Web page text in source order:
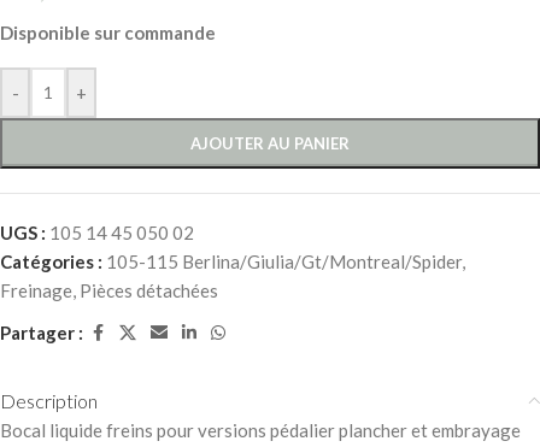
Disponible sur commande
- +
AJOUTER AU PANIER
UGS : 105 14 45 050 02
Catégories : 105-115 Berlina/Giulia/Gt/Montreal/Spider,
Freinage, Pièces détachées
Partager :
Description
Bocal liquide freins pour versions pédalier plancher et embrayage